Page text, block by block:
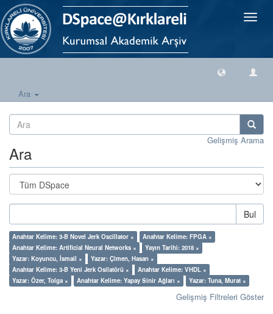
Geçiş
Ara
Gelişmiş Arama
Ara
Bul
Anahtar Kelime: 3-B Novel Jerk Oscillator ×
Anahtar Kelime: FPGA ×
Anahtar Kelime: Artificial Neural Networks ×
Yayın Tarihi: 2018 ×
Yazar: Koyuncu, İsmail ×
Yazar: Çimen, Hasan ×
Anahtar Kelime: 3-B Yeni Jerk Osilatörü ×
Anahtar Kelime: VHDL ×
Yazar: Özer, Tolga ×
Anahtar Kelime: Yapay Sinir Ağları × Yazar: Tuna, Murat ×
Gelişmiş Filtreleri Göster